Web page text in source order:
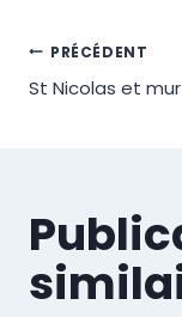
de
PRÉCÉDENT
St Nicolas et